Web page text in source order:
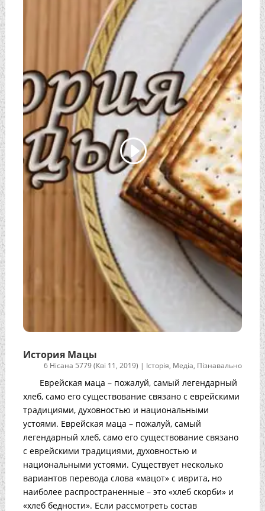
История Мацы
6 Нісана 5779 (Кві 11, 2019) | Історія, Медіа, Пізнавально
Еврейская маца – пожалуй, самый легендарный
хлеб, само его существование связано с еврейскими
традициями, духовностью и национальными
устоями. Еврейская маца – пожалуй, самый
легендарный хлеб, само его существование связано
с еврейскими традициями, духовностью и
национальными устоями. Существует несколько
вариантов перевода слова «мацот» с иврита, но
наиболее распространенные – это «хлеб скорби» и
«хлеб бедности». Если рассмотреть состав